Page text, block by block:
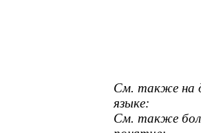
См. также на
языке:
См. также